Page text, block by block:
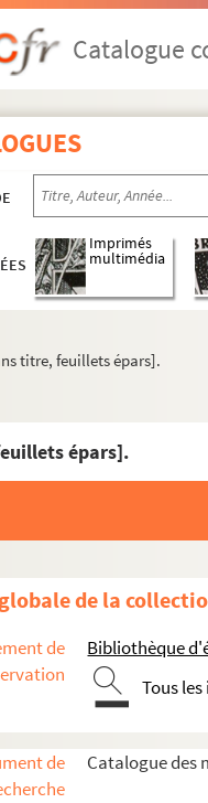
Catalogue
Imprimés
multimédia
titre, feuillets épars].
épars].
de la
de
Bibliothèque
Tous
de
Catalogue des
Catalogue des manuscrits
« L’âge ingrat ».